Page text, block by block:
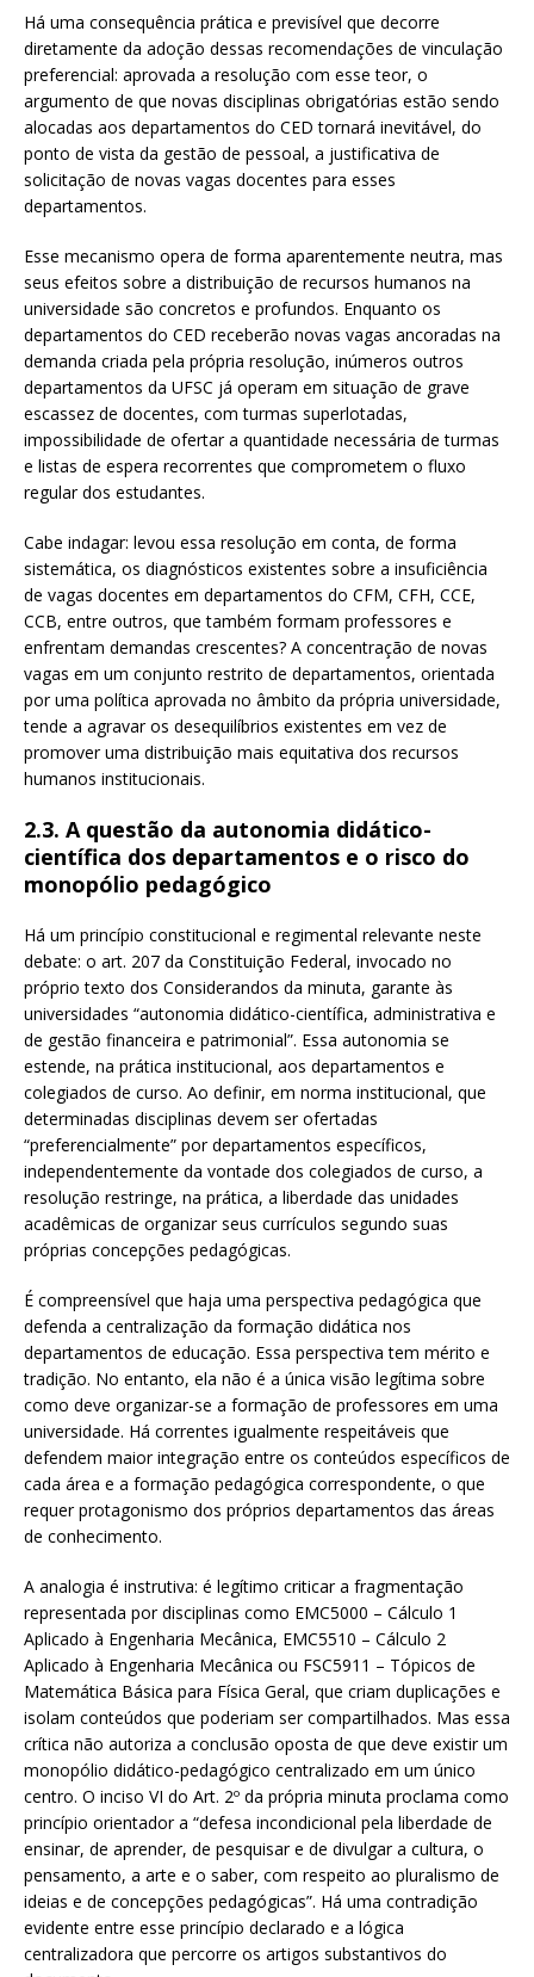
Há uma consequência prática e previsível que decorre
diretamente da adoção dessas recomendações de vinculação
preferencial: aprovada a resolução com esse teor, o
argumento de que novas disciplinas obrigatórias estão sendo
alocadas aos departamentos do CED tornará inevitável, do
ponto de vista da gestão de pessoal, a justificativa de
solicitação de novas vagas docentes para esses
departamentos.
Esse mecanismo opera de forma aparentemente neutra, mas
seus efeitos sobre a distribuição de recursos humanos na
universidade são concretos e profundos. Enquanto os
departamentos do CED receberão novas vagas ancoradas na
demanda criada pela própria resolução, inúmeros outros
departamentos da UFSC já operam em situação de grave
escassez de docentes, com turmas superlotadas,
impossibilidade de ofertar a quantidade necessária de turmas
e listas de espera recorrentes que comprometem o fluxo
regular dos estudantes.
Cabe indagar: levou essa resolução em conta, de forma
sistemática, os diagnósticos existentes sobre a insuficiência
de vagas docentes em departamentos do CFM, CFH, CCE,
CCB, entre outros, que também formam professores e
enfrentam demandas crescentes? A concentração de novas
vagas em um conjunto restrito de departamentos, orientada
por uma política aprovada no âmbito da própria universidade,
tende a agravar os desequilíbrios existentes em vez de
promover uma distribuição mais equitativa dos recursos
humanos institucionais.
2.3. A questão da autonomia didático-
científica dos departamentos e o risco do
monopólio pedagógico
Há um princípio constitucional e regimental relevante neste
debate: o art. 207 da Constituição Federal, invocado no
próprio texto dos Considerandos da minuta, garante às
universidades “autonomia didático-científica, administrativa e
de gestão financeira e patrimonial”. Essa autonomia se
estende, na prática institucional, aos departamentos e
colegiados de curso. Ao definir, em norma institucional, que
determinadas disciplinas devem ser ofertadas
“preferencialmente” por departamentos específicos,
independentemente da vontade dos colegiados de curso, a
resolução restringe, na prática, a liberdade das unidades
acadêmicas de organizar seus currículos segundo suas
próprias concepções pedagógicas.
É compreensível que haja uma perspectiva pedagógica que
defenda a centralização da formação didática nos
departamentos de educação. Essa perspectiva tem mérito e
tradição. No entanto, ela não é a única visão legítima sobre
como deve organizar-se a formação de professores em uma
universidade. Há correntes igualmente respeitáveis que
defendem maior integração entre os conteúdos específicos de
cada área e a formação pedagógica correspondente, o que
requer protagonismo dos próprios departamentos das áreas
de conhecimento.
A analogia é instrutiva: é legítimo criticar a fragmentação
representada por disciplinas como EMC5000 – Cálculo 1
Aplicado à Engenharia Mecânica, EMC5510 – Cálculo 2
Aplicado à Engenharia Mecânica ou FSC5911 – Tópicos de
Matemática Básica para Física Geral, que criam duplicações e
isolam conteúdos que poderiam ser compartilhados. Mas essa
crítica não autoriza a conclusão oposta de que deve existir um
monopólio didático-pedagógico centralizado em um único
centro. O inciso VI do Art. 2º da própria minuta proclama como
princípio orientador a “defesa incondicional pela liberdade de
ensinar, de aprender, de pesquisar e de divulgar a cultura, o
pensamento, a arte e o saber, com respeito ao pluralismo de
ideias e de concepções pedagógicas”. Há uma contradição
evidente entre esse princípio declarado e a lógica
centralizadora que percorre os artigos substantivos do